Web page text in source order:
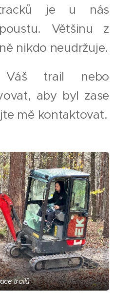
je u nás
Většinu z
nikdo neudržuje.
Váš trail nebo
aby byl zase
mě kontaktovat.
trailů